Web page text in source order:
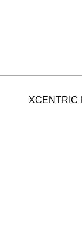
XCENTRIC